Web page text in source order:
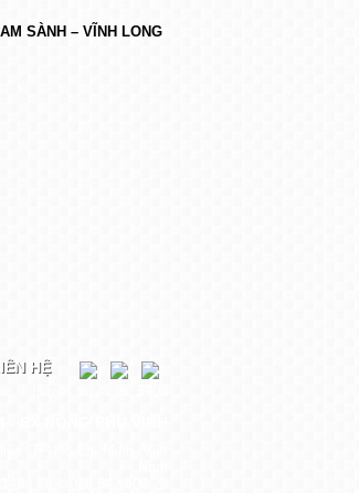
SÀNH – VĨNH LONG
HỆ